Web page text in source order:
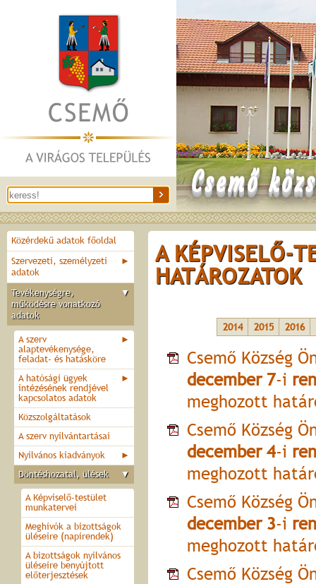
Csemő
Közérdekű adatok főoldal
►
Szervezeti, személyzeti
adatok
▼
Tevékenységre,
működésre vonatkozó
adatok
►
A szerv
alaptevékenysége,
feladat- és hatásköre
►
A hatósági ügyek
intézésének rendjével
kapcsolatos adatok
Közszolgáltatások
A szerv nyilvántartásai
►
Nyilvános kiadványok
▼
Döntéshozatal, ülések
A Képviselő-testület
munkatervei
Meghívók a bizottságok
üléseire (napirendek)
A bizottságok nyilvános
üléseire benyújtott
előterjesztések
A KÉPVISELŐ-
HATÁROZATOK
2014 2015 2016
Csemő Község
december 7-i
meghozott
Csemő Község
december 4-i
meghozott
Csemő Község
december 3-i
meghozott
Csemő Község